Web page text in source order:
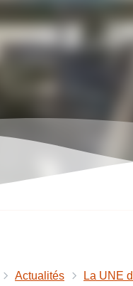
Actualités La UNE